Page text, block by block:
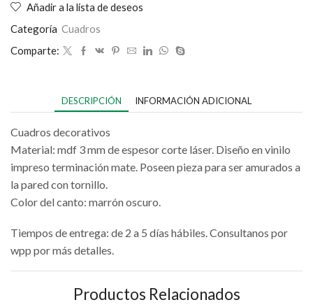
Añadir a la lista de deseos
Categoría Cuadros
Comparte:
DESCRIPCIÓN INFORMACIÓN ADICIONAL
Cuadros decorativos
Material: mdf 3 mm de espesor corte láser. Diseño en vinilo
impreso terminación mate. Poseen pieza para ser amurados a
la pared con tornillo.
Color del canto: marrón oscuro.
Tiempos de entrega: de 2 a 5 días hábiles. Consultanos por
wpp por más detalles.
Productos Relacionados